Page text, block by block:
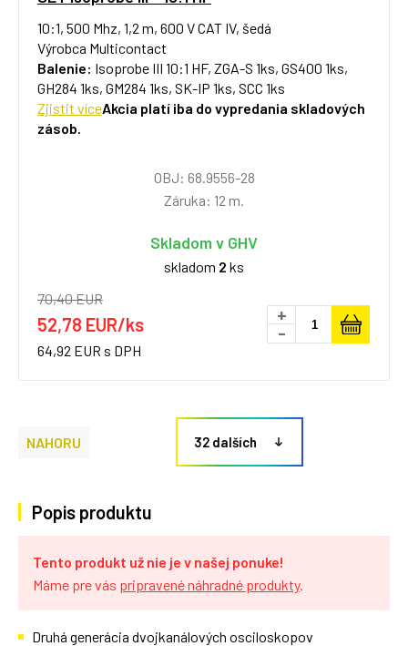
10:1, 500 Mhz, 1,2 m, 600 V CAT IV, šedá
Výrobca Multicontact
Balenie: Isoprobe III 10:1 HF, ZGA-S 1ks, GS400 1ks,
GH284 1ks, GM284 1ks, SK-IP 1ks, SCC 1ks
Zjistit víceAkcia platí iba do vypredania skladových
zásob.
OBJ: 68.9556-28
Záruka: 12 m.
Skladom v GHV
skladom 2 ks
70,40 EUR
52,78 EUR/ks
64,92 EUR s DPH
+
-
NAHORU 32 dalších
Popis produktu
Tento produkt už nie je v našej ponuke!
Máme pre vás pripravené náhradné produkty.
Druhá generácia dvojkanálových osciloskopov